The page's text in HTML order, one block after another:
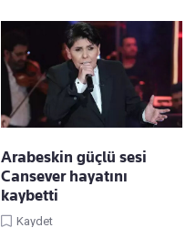
Arabeskin güçlü sesi
Cansever hayatını
kaybetti
Kaydet